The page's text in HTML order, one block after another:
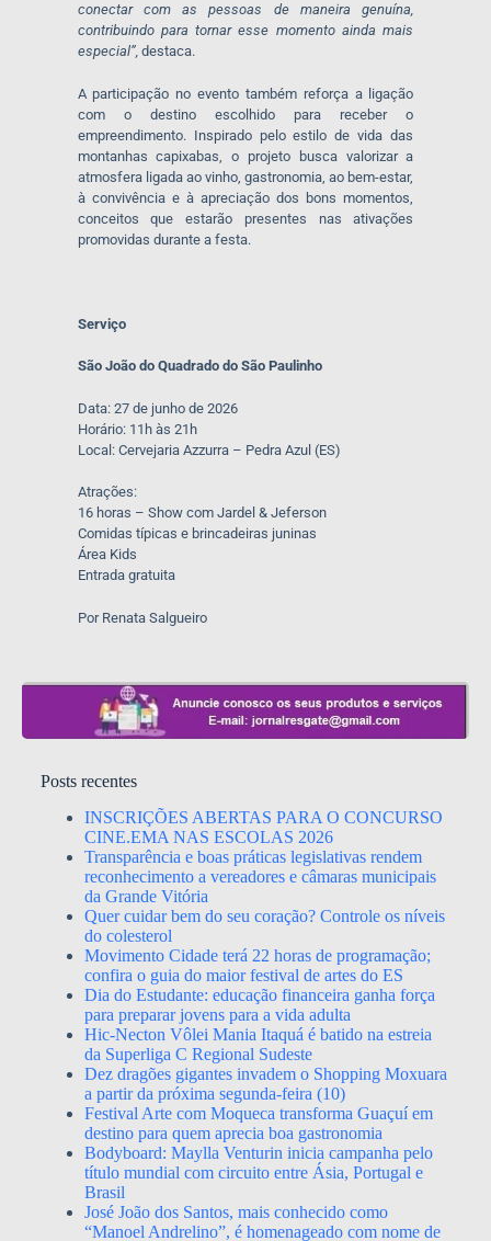
conectar com as pessoas de maneira genuína,
contribuindo para tornar esse momento ainda mais
especial”,destaca.
A participação no evento também reforça a ligação
com o destino escolhido para receber o
empreendimento. Inspirado pelo estilo de vida das
montanhas capixabas, o projeto busca valorizar a
atmosfera ligada ao vinho, gastronomia, ao bem-estar,
à convivência e à apreciação dos bons momentos,
conceitos que estarão presentes nas ativações
promovidas durante a festa.
Serviço
São João do Quadrado do São Paulinho
Data: 27 de junho de 2026
Horário: 11h às 21h
Local: Cervejaria Azzurra – Pedra Azul (ES)
Atrações:
16 horas – Show com Jardel & Jeferson
Comidas típicas e brincadeiras juninas
Área Kids
Entrada gratuita
Por Renata Salgueiro
Posts recentes
INSCRIÇÕES ABERTAS PARA O CONCURSO
CINE.EMA NAS ESCOLAS 2026
Transparência e boas práticas legislativas rendem
reconhecimento a vereadores e câmaras municipais
da Grande Vitória
Quer cuidar bem do seu coração? Controle os níveis
do colesterol
Movimento Cidade terá 22 horas de programação;
confira o guia do maior festival de artes do ES
Dia do Estudante: educação financeira ganha força
para preparar jovens para a vida adulta
Hic-Necton Vôlei Mania Itaquá é batido na estreia
da Superliga C Regional Sudeste
Dez dragões gigantes invadem o Shopping Moxuara
a partir da próxima segunda-feira (10)
Festival Arte com Moqueca transforma Guaçuí em
destino para quem aprecia boa gastronomia
Bodyboard: Maylla Venturin inicia campanha pelo
título mundial com circuito entre Ásia, Portugal e
Brasil
José João dos Santos, mais conhecido como
“Manoel Andrelino”, é homenageado com nome de